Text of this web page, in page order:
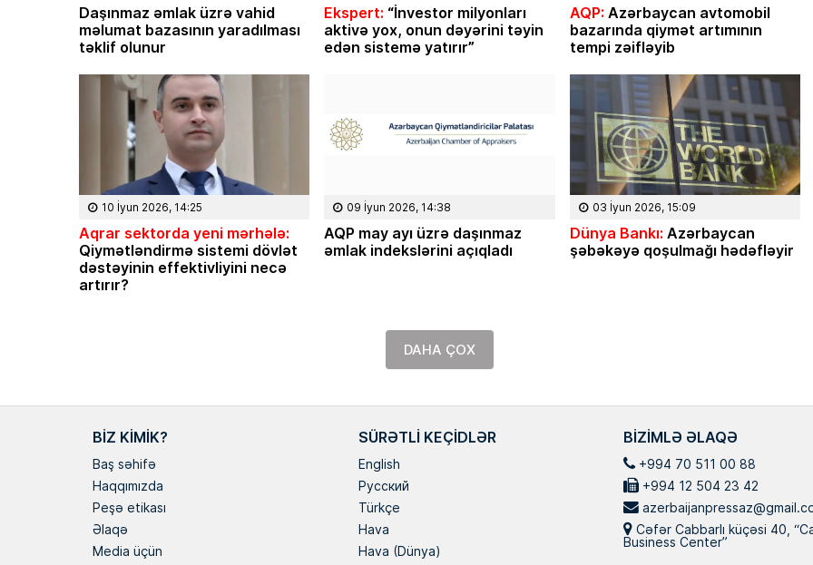
Daşınmaz əmlak üzrə vahid
məlumat bazasının yaradılması
təklif olunur
Ekspert: “İnvestor milyonları
aktivə yox, onun dəyərini təyin
edən sistemə yatırır”
AQP: Azərbaycan avtomobil
bazarında qiymət artımının
tempi zəifləyib
10 İyun 2026, 14:25
Aqrar sektorda yeni mərhələ:
Qiymətləndirmə sistemi dövlət
dəstəyinin effektivliyini necə
artırır?
09 İyun 2026, 14:38
AQP may ayı üzrə daşınmaz
əmlak indekslərini açıqladı
03 İyun 2026, 15:09
Dünya Bankı: Azərbaycan
şəbəkəyə qoşulmağı hədəfləyir
DAHA ÇOX
BIZ KIMIK?
Baş səhifə
Haqqımızda
Peşə etikası
Əlaqə
Media üçün
SÜRƏTLI KEÇIDLƏR
English
Русский
Türkçe
Hava
Hava (Dünya)
BIZIMLƏ ƏLAQƏ
+994 70 511 00 88
+994 12 504 23 42
Cəfər Cabbarlı küçəsi 40,
Business Center”